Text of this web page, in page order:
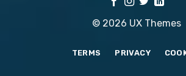
© 2026 UX Themes
TERMS PRIVACY